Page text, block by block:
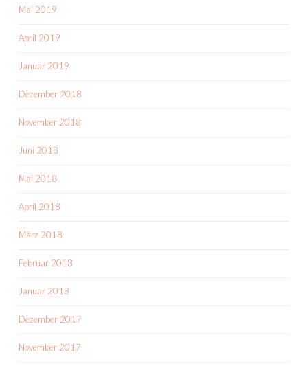
Mai 2019
April 2019
Januar 2019
Dezember 2018
November 2018
Juni 2018
Mai 2018
April 2018
März 2018
Februar 2018
Januar 2018
Dezember 2017
November 2017